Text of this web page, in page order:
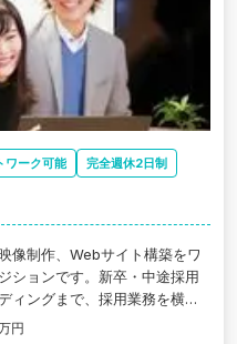
ワーク可能
完全週休2日制
像制作、Webサイト構築をワ
ションです。新卒・中途採用
ィングまで、採用業務を横断
円